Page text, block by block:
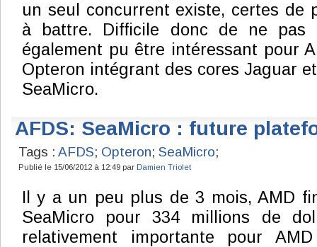
un seul concurrent existe, certes de
à battre. Difficile donc de ne pas
également pu être intéressant pour
Opteron intégrant des cores Jaguar
SeaMicro.
AFDS: SeaMicro : future
Tags : AFDS; Opteron; SeaMicro;
Publié le 15/06/2012 à 12:49 par Damien Triolet
Il y a un peu plus de 3 mois, AMD
SeaMicro pour 334 millions de
relativement importante pour